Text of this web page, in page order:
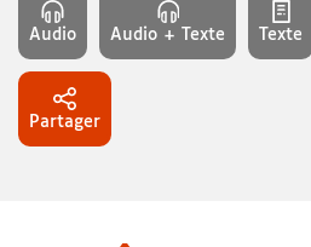
Audio Audio + Texte Texte
Partager